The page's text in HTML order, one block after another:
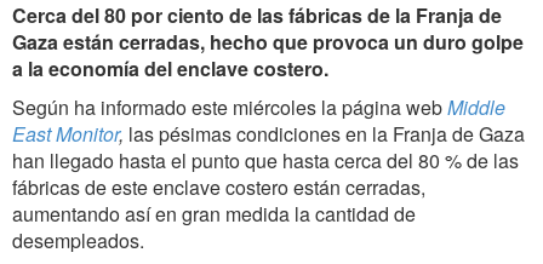
Cerca del 80 por ciento de las fábricas de la Franja de
Gaza están cerradas, hecho que provoca un duro golpe
a la economía del enclave costero.
Según ha informado este miércoles la página webMiddle
East Monitor, las pésimas condiciones en la Franja de Gaza
han llegado hasta el punto que hasta cerca del 80 % de las
fábricas de este enclave costero están cerradas,
aumentando así en gran medida la cantidad de
desempleados.